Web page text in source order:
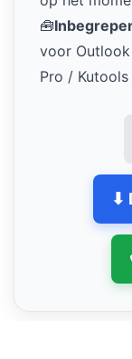
🧰
voor
Pro /
⬇